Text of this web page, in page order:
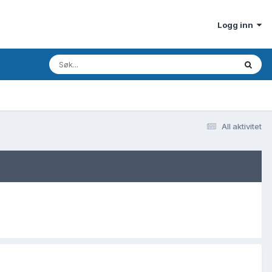
Logg inn
All aktivitet